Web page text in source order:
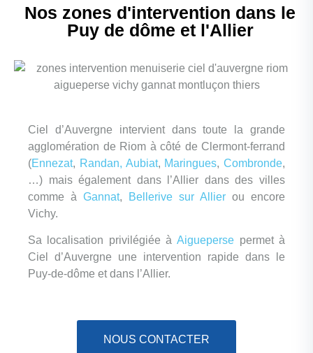
Nos zones d'intervention dans le
Puy de dôme et l'Allier
Ciel d’Auvergne intervient dans toute la grande
agglomération de Riom à côté de Clermont-ferrand
(Ennezat, Randan, Aubiat, Maringues, Combronde,
…) mais également dans l’Allier dans des villes
comme à Gannat, Bellerive sur Allier ou encore
Vichy.
Sa localisation privilégiée àAigueperse permet à
Ciel d’Auvergne une intervention rapide dans le
Puy-de-dôme et dans l’Allier.
NOUS CONTACTER